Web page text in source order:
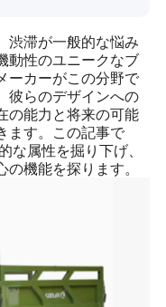
渋滞が一般的な悩み
動性のユニークなブ
ーカーがこの分野で
彼らのデザインへの
の能力と将来の可能
ます。この記事で
な属性を掘り下げ、
機能を探ります。